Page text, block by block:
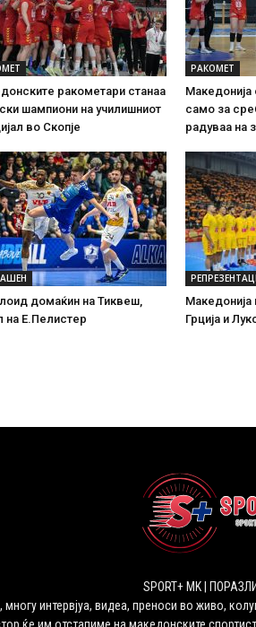
ракометари станаа
шампиони на училишниот
во Скопје
РАКОМЕТ
Македонија
само за
радуваа на
домаќин на Тиквеш,
на Е.Пелистер
Грција и
SPORT+ MK |
многу интервјуа, видеа, преноси во живо,